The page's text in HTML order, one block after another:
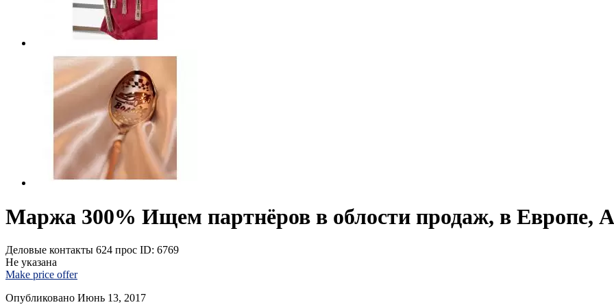
Маржа 300% Ищем партнёров в облости продаж, в Европе,
Деловые контакты 624 прос ID: 6769
Не указана
Make price offer
Опубликовано Июнь 13, 2017